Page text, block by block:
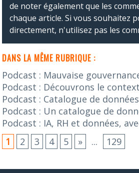
de noter également que les
chaque article. Si vous souhaitez
directement, n'utilisez pas les
DANS LA MÊME RUBRIQUE :
Podcast : Mauvaise
Podcast : Découvrons le
Podcast : Catalogue de
Podcast : Un catalogue de
Podcast : IA, RH et données,
1
2 3 4 5 » ... 129